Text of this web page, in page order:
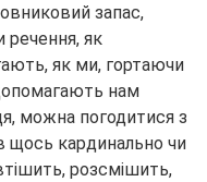
запас,
речення, як
як ми, гортаючи
нам
можна погодитися з
щось кардинально чи
розсмішить,